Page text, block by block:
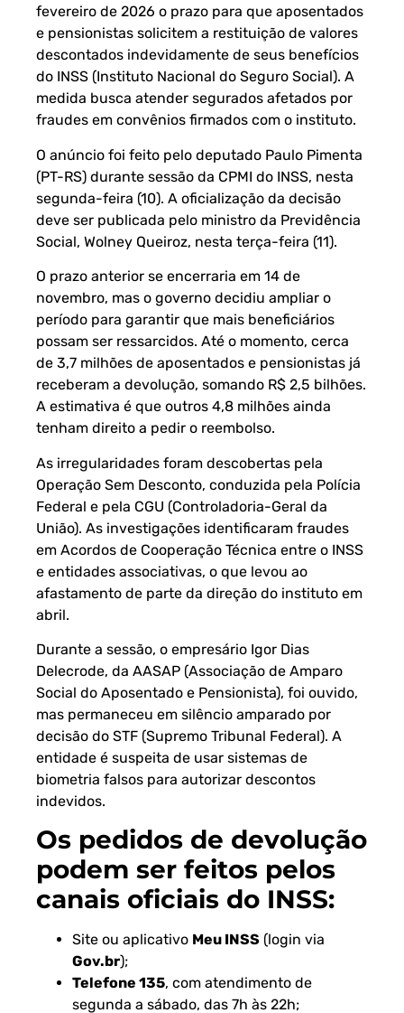
fevereiro de 2026 o prazo para que aposentados
e pensionistas solicitem a restituição de valores
descontados indevidamente de seus benefícios
do INSS (Instituto Nacional do Seguro Social). A
medida busca atender segurados afetados por
fraudes em convênios firmados com o instituto.
O anúncio foi feito pelo deputado Paulo Pimenta
(PT-RS) durante sessão da CPMI do INSS, nesta
segunda-feira (10). A oficialização da decisão
deve ser publicada pelo ministro da Previdência
Social, Wolney Queiroz, nesta terça-feira (11).
O prazo anterior se encerraria em 14 de
novembro, mas o governo decidiu ampliar o
período para garantir que mais beneficiários
possam ser ressarcidos. Até o momento, cerca
de 3,7 milhões de aposentados e pensionistas já
receberam a devolução, somando R$ 2,5 bilhões.
A estimativa é que outros 4,8 milhões ainda
tenham direito a pedir o reembolso.
As irregularidades foram descobertas pela
Operação Sem Desconto, conduzida pela Polícia
Federal e pela CGU (Controladoria-Geral da
União). As investigações identificaram fraudes
em Acordos de Cooperação Técnica entre o INSS
e entidades associativas, o que levou ao
afastamento de parte da direção do instituto em
abril.
Durante a sessão, o empresário Igor Dias
Delecrode, da AASAP (Associação de Amparo
Social do Aposentado e Pensionista), foi ouvido,
mas permaneceu em silêncio amparado por
decisão do STF (Supremo Tribunal Federal). A
entidade é suspeita de usar sistemas de
biometria falsos para autorizar descontos
indevidos.
Os pedidos de devolução
podem ser feitos pelos
canais oficiais do INSS:
Site ou aplicativo Meu INSS (login via
Gov.br);
Telefone 135, com atendimento de
segunda a sábado, das 7h às 22h;